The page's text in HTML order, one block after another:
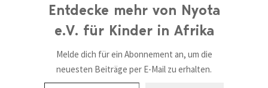
Entdecke mehr von Nyota
e.V. für Kinder in Afrika
Melde dich für ein Abonnement an, um die
neuesten Beiträge per E-Mail zu erhalten.
Gib deine E-Mail-Adresse ein ...